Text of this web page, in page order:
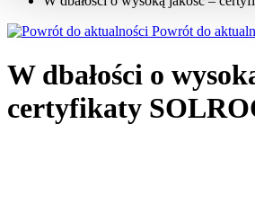
Powrót do
W dbałości o
certyfikaty